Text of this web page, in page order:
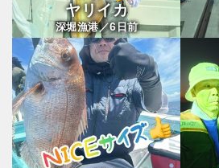
ヤリイカ
深堀漁港／6日前